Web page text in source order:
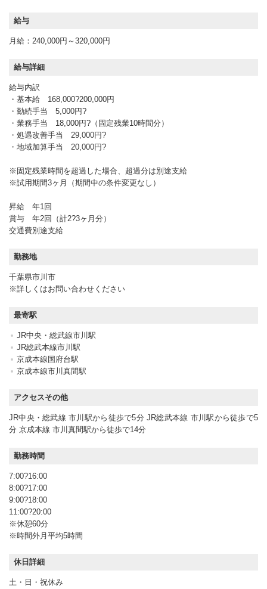
給与
月給：240,000円～320,000円
給与詳細
給与内訳
・基本給 168,000?200,000円
・勤続手当 5,000円?
・業務手当 18,000円?（固定残業10時間分）
・処遇改善手当 29,000円?
・地域加算手当 20,000円?
※固定残業時間を超過した場合、超過分は別途支給
※試用期間3ヶ月（期間中の条件変更なし）
昇給 年1回
賞与 年2回（計2?3ヶ月分）
交通費別途支給
勤務地
千葉県市川市
※詳しくはお問い合わせください
最寄駅
JR中央・総武線市川駅
JR総武本線市川駅
京成本線国府台駅
京成本線市川真間駅
アクセスその他
JR中央・総武線 市川駅から徒歩で5分 JR総武本線 市川駅から徒歩で5
分 京成本線 市川真間駅から徒歩で14分
勤務時間
7:00?16:00
8:00?17:00
9:00?18:00
11:00?20:00
※休憩60分
※時間外月平均5時間
休日詳細
土・日・祝休み